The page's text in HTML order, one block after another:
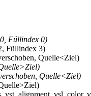
Füllindex 0)
Füllindex 3)
Quelle<Ziel)
Quelle<Ziel)